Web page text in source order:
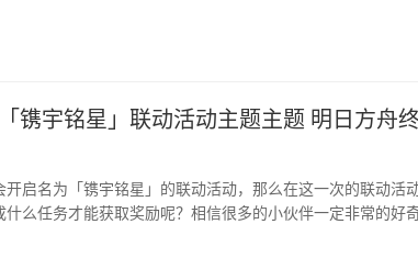
镌宇铭星」联动活动主题主题 明日方舟
启名为「镌宇铭星」的联动活动，那么在这一次的联动活
么任务才能获取奖励呢？相信很多的小伙伴一定非常的好